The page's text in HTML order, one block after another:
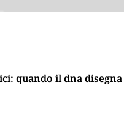
quando il dna disegna